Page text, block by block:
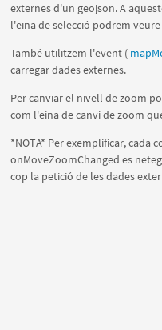
externes d'un geojson. A
l'eina de selecció podrem
També utilitzem l'event (
carregar dades externes.
Per canviar el nivell de zoom
com l'eina de canvi de zoom
*NOTA* Per exemplificar, cada
onMoveZoomChanged es
cop la petició de les dades